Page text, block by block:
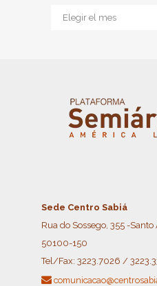
Archives
Sede Centro Sabiá
Rua do Sossego, 355 -
50100-150
Tel/Fax: 3223.7026 /